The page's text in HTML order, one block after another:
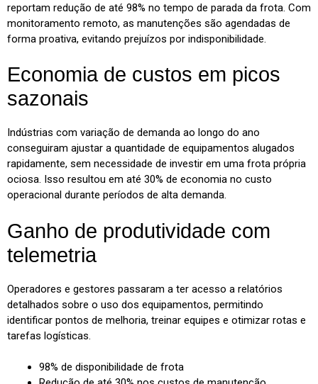
reportam redução de até 98% no tempo de parada da frota. Com
monitoramento remoto, as manutenções são agendadas de
forma proativa, evitando prejuízos por indisponibilidade.
Economia de custos em picos
sazonais
Indústrias com variação de demanda ao longo do ano
conseguiram ajustar a quantidade de equipamentos alugados
rapidamente, sem necessidade de investir em uma frota própria
ociosa. Isso resultou em até 30% de economia no custo
operacional durante períodos de alta demanda.
Ganho de produtividade com
telemetria
Operadores e gestores passaram a ter acesso a relatórios
detalhados sobre o uso dos equipamentos, permitindo
identificar pontos de melhoria, treinar equipes e otimizar rotas e
tarefas logísticas.
98% de disponibilidade de frota